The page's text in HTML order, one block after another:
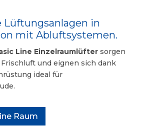
Lüftungsanlagen in
mit Abluftsystemen.
Line Einzelraumlüfter sorgen
und eignen sich dank
ideal für
Raum